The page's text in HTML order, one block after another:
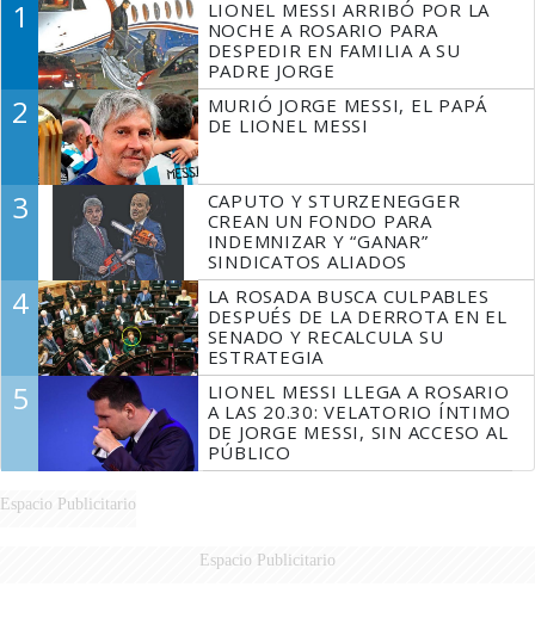
1
LIONEL MESSI ARRIBÓ POR LA
NOCHE A ROSARIO PARA
DESPEDIR EN FAMILIA A SU
PADRE JORGE
2
MURIÓ JORGE MESSI, EL PAPÁ
DE LIONEL MESSI
3
CAPUTO Y STURZENEGGER
CREAN UN FONDO PARA
INDEMNIZAR Y “GANAR”
SINDICATOS ALIADOS
4
LA ROSADA BUSCA CULPABLES
DESPUÉS DE LA DERROTA EN EL
SENADO Y RECALCULA SU
ESTRATEGIA
5
LIONEL MESSI LLEGA A ROSARIO
A LAS 20.30: VELATORIO ÍNTIMO
DE JORGE MESSI, SIN ACCESO AL
PÚBLICO
Espacio Publicitario
Espacio Publicitario